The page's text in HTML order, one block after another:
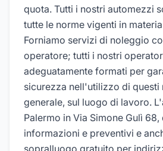
quota. Tutti i nostri automezzi
tutte le norme vigenti in
Forniamo servizi di noleggio
operatore; tutti i nostri
adeguatamente formati per
sicurezza nell'utilizzo di questi
generale, sul luogo di lavoro.
Palermo in Via Simone Gulì
informazioni e preventivi e
sopralluogo gratuito per